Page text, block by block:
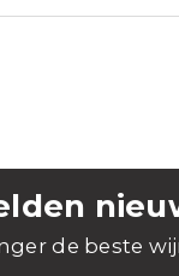
de beste